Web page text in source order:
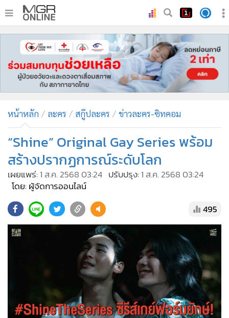
หน้าหลัก
ทันเหตุการณ์
• ภาคใต้
• บันเทิง
คอลัมนิสต์
• ละคร
CbizReview
• ผู้จัดกวน
Good health & Well-being
Green Innovation & SD
Management & HR
MGR Live
Infographic
การเมือง
หน้าหลัก ละคร สกู๊ปละคร ข่าวละคร-ซิทคอม
“Shine” Original Gay Series พร้อม
สร้างปรากฏการณ์ระดับโลก
เผยแพร่: 1 ส.ค. 2568 03:24 ปรับปรุง: 1 ส.ค. 2568 03:24
โดย: ผู้จัดการออนไลน์
495